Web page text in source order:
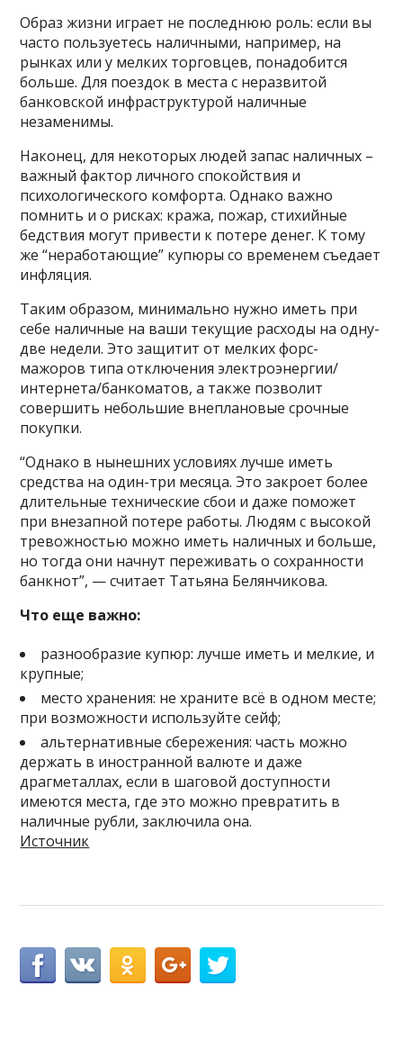
Образ жизни играет не последнюю роль: если вы
часто пользуетесь наличными, например, на
рынках или у мелких торговцев, понадобится
больше. Для поездок в места с неразвитой
банковской инфраструктурой наличные
незаменимы.
Наконец, для некоторых людей запас наличных –
важный фактор личного спокойствия и
психологического комфорта. Однако важно
помнить и о рисках: кража, пожар, стихийные
бедствия могут привести к потере денег. К тому
же “неработающие” купюры со временем съедает
инфляция.
Таким образом, минимально нужно иметь при
себе наличные на ваши текущие расходы на одну-
две недели. Это защитит от мелких форс-
мажоров типа отключения электроэнергии/
интернета/банкоматов, а также позволит
совершить небольшие внеплановые срочные
покупки.
“Однако в нынешних условиях лучше иметь
средства на один-три месяца. Это закроет более
длительные технические сбои и даже поможет
при внезапной потере работы. Людям с высокой
тревожностью можно иметь наличных и больше,
но тогда они начнут переживать о сохранности
банкнот”, — считает Татьяна Белянчикова.
Что еще важно:
разнообразие купюр: лучше иметь и мелкие, и
крупные;
место хранения: не храните всё в одном месте;
при возможности используйте сейф;
альтернативные сбережения: часть можно
держать в иностранной валюте и даже
драгметаллах, если в шаговой доступности
имеются места, где это можно превратить в
наличные рубли, заключила она.
Источник